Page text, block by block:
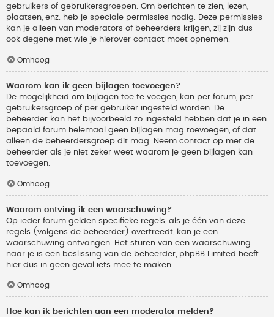
gebruikers of gebruikersgroepen. Om berichten te zien, lezen,
plaatsen, enz. heb je speciale permissies nodig. Deze permissies
kan je alleen van moderators of beheerders krijgen, zij zijn dus
ook degene met wie je hierover contact moet opnemen.
Omhoog
Waarom kan ik geen bijlagen toevoegen?
De mogelijkheid om bijlagen toe te voegen, kan per forum, per
gebruikersgroep of per gebruiker ingesteld worden. De
beheerder kan het bijvoorbeeld zo ingesteld hebben dat je in een
bepaald forum helemaal geen bijlagen mag toevoegen, of dat
alleen de beheerdersgroep dit mag. Neem contact op met de
beheerder als je niet zeker weet waarom je geen bijlagen kan
toevoegen.
Omhoog
Waarom ontving ik een waarschuwing?
Op ieder forum gelden specifieke regels, als je één van deze
regels (volgens de beheerder) overtreedt, kan je een
waarschuwing ontvangen. Het sturen van een waarschuwing
naar je is een beslissing van de beheerder, phpBB Limited heeft
hier dus in geen geval iets mee te maken.
Omhoog
Hoe kan ik berichten aan een moderator melden?